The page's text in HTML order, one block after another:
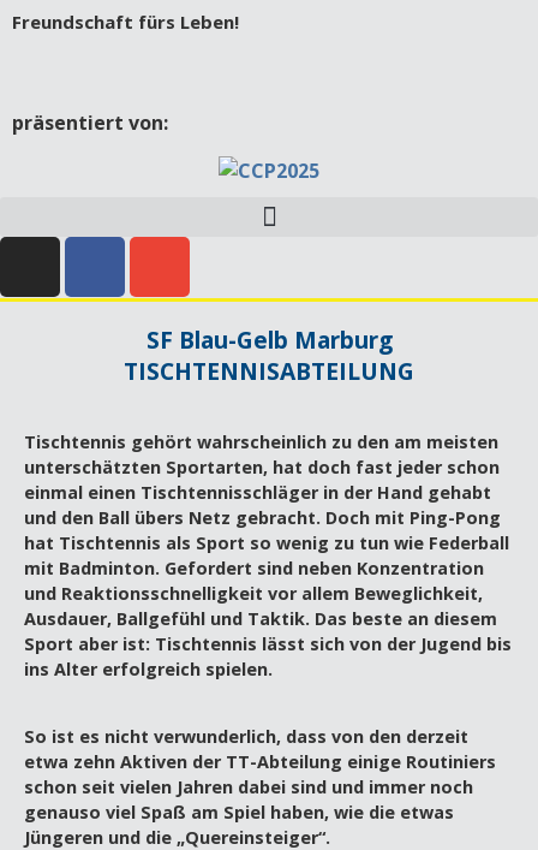
Freundschaft fürs Leben!
präsentiert von:
SF Blau-Gelb Marburg
TISCHTENNISABTEILUNG
Tischtennis gehört wahrscheinlich zu den am meisten
unterschätzten Sportarten, hat doch fast jeder schon
einmal einen Tischtennisschläger in der Hand gehabt
und den Ball übers Netz gebracht. Doch mit Ping-Pong
hat Tischtennis als Sport so wenig zu tun wie Federball
mit Badminton. Gefordert sind neben Konzentration
und Reaktionsschnelligkeit vor allem Beweglichkeit,
Ausdauer, Ballgefühl und Taktik. Das beste an diesem
Sport aber ist: Tischtennis lässt sich von der Jugend bis
ins Alter erfolgreich spielen.
So ist es nicht verwunderlich, dass von den derzeit
etwa zehn Aktiven der TT-Abteilung einige Routiniers
schon seit vielen Jahren dabei sind und immer noch
genauso viel Spaß am Spiel haben, wie die etwas
Jüngeren und die „Quereinsteiger“.